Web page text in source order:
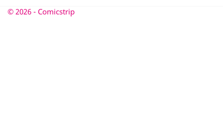
© 2026 - Comicstrip